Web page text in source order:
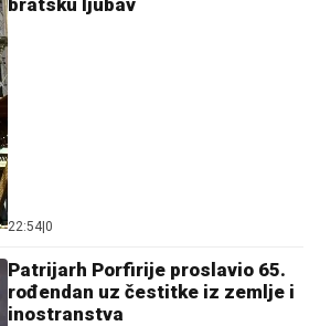
bratsku ljubav
22:54 0
Patrijarh Porfirije proslavio 65.
rođendan uz čestitke iz zemlje i
inostranstva